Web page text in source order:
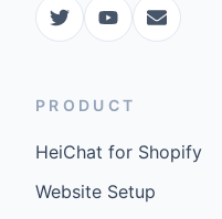
PRODUCT
HeiChat for Shopify
Website Setup